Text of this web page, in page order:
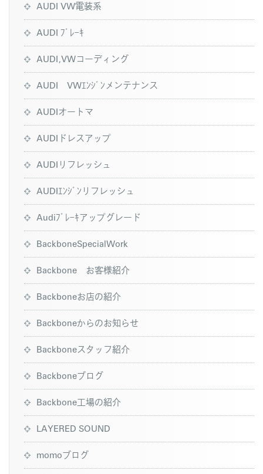
AUDI VW電装系
AUDI ﾌﾞﾚｰｷ
AUDI,VWコーディング
AUDI VWｴﾝｼﾞﾝメンテナンス
AUDIオートマ
AUDIドレスアップ
AUDIリフレッシュ
AUDIｴﾝｼﾞﾝリフレッシュ
Audiﾌﾞﾚｰｷアップグレード
BackboneSpecialWork
Backbone お客様紹介
Backboneお店の紹介
Backboneからのお知らせ
Backboneスタッフ紹介
Backboneブログ
Backbone工場の紹介
LAYERED SOUND
momoブログ